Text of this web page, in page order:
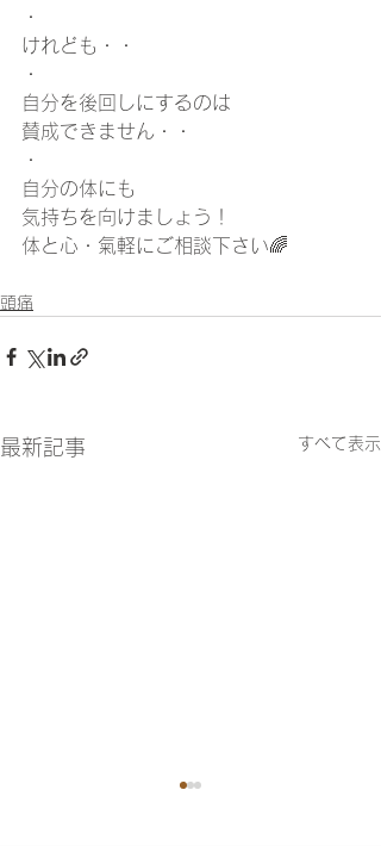
・
けれども・・
・
自分を後回しにするのは
賛成できません・・
・
自分の体にも
気持ちを向けましょう！
体と心・氣軽にご相談下さい🌈
頭痛
最新記事 すべて表示